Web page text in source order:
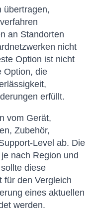
übertragen,
an Standorten
nicht
Option ist nicht
Option, die
erfüllt.
vom Gerät,
Zubehör,
Level ab. Die
nach Region und
diese
für den Vergleich
eines aktuellen
werden.